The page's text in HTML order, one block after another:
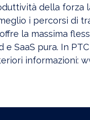
della forza
i percorsi di
la massima
e SaaS pura. In
informazioni: